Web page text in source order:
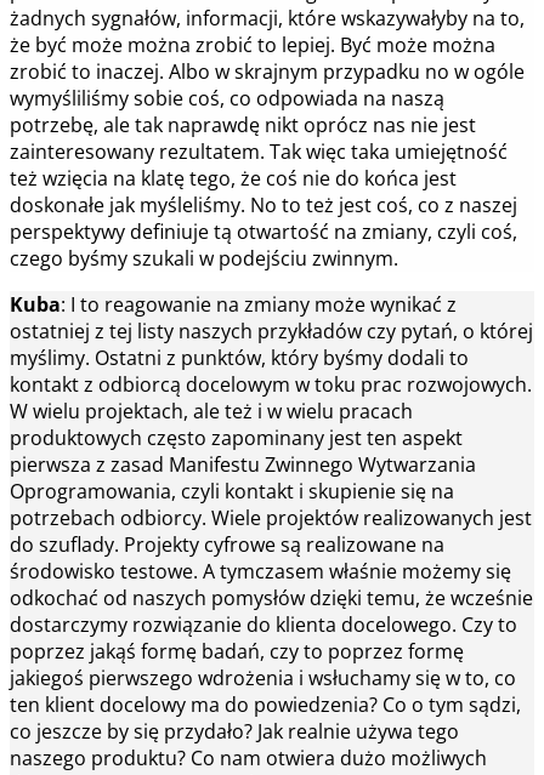
żadnych sygnałów, informacji, które wskazywałyby na to,
że być może można zrobić to lepiej. Być może można
zrobić to inaczej. Albo w skrajnym przypadku no w ogóle
wymyśliliśmy sobie coś, co odpowiada na naszą
potrzebę, ale tak naprawdę nikt oprócz nas nie jest
zainteresowany rezultatem. Tak więc taka umiejętność
też wzięcia na klatę tego, że coś nie do końca jest
doskonałe jak myśleliśmy. No to też jest coś, co z naszej
perspektywy definiuje tą otwartość na zmiany, czyli coś,
czego byśmy szukali w podejściu zwinnym.
Kuba: I to reagowanie na zmiany może wynikać z
ostatniej z tej listy naszych przykładów czy pytań, o której
myślimy. Ostatni z punktów, który byśmy dodali to
kontakt z odbiorcą docelowym w toku prac rozwojowych.
W wielu projektach, ale też i w wielu pracach
produktowych często zapominany jest ten aspekt
pierwsza z zasad Manifestu Zwinnego Wytwarzania
Oprogramowania, czyli kontakt i skupienie się na
potrzebach odbiorcy. Wiele projektów realizowanych jest
do szuflady. Projekty cyfrowe są realizowane na
środowisko testowe. A tymczasem właśnie możemy się
odkochać od naszych pomysłów dzięki temu, że wcześnie
dostarczymy rozwiązanie do klienta docelowego. Czy to
poprzez jakąś formę badań, czy to poprzez formę
jakiegoś pierwszego wdrożenia i wsłuchamy się w to, co
ten klient docelowy ma do powiedzenia? Co o tym sądzi,
co jeszcze by się przydało? Jak realnie używa tego
naszego produktu? Co nam otwiera dużo możliwych